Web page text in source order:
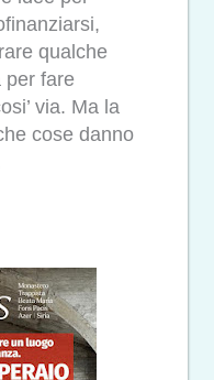
qualche
per fare
via. Ma la
cose danno